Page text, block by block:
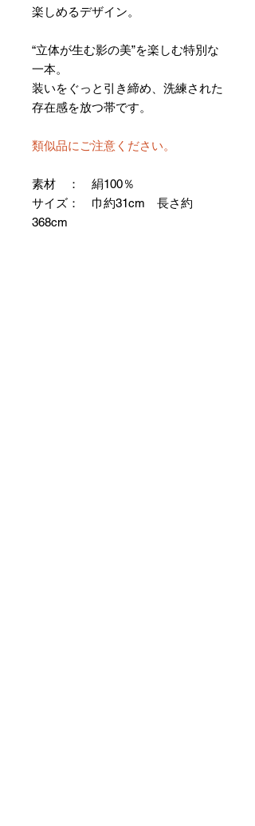
楽しめるデザイン。
“立体が生む影の美”を楽しむ特別な
一本。
装いをぐっと引き締め、洗練された
存在感を放つ帯です。
類似品にご注意ください。
素材 ： 絹100％
サイズ： 巾約31cm 長さ約
368cm